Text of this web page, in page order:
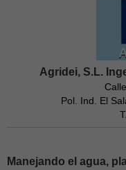
Agridei, S.L.
Pol. Ind. El
Manejando el agua,